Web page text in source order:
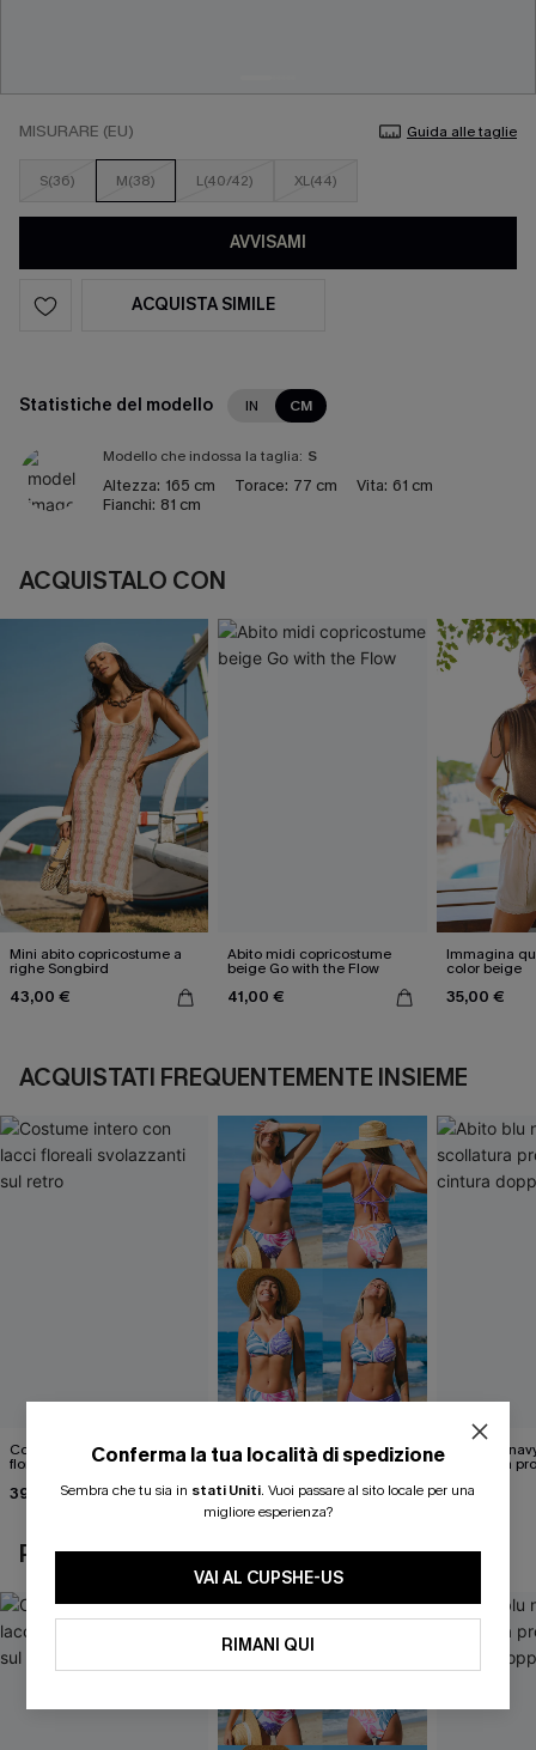
MISURARE (EU) Guida alle taglie
S(36) M(38) L(40/42) XL(44)
AVVISAMI
ACQUISTA SIMILE
Statistiche del modello IN CM
Modello che indossa la taglia: S
Altezza: 165 cm Torace: 77 cm Vita: 61 cm
Fianchi: 81 cm
ACQUISTALO CON
Mini abito copricostume a
righe Songbird
43,00 €
Abito midi copricostume
beige Go with the Flow
41,00 €
Immagina
color beige
35,00 €
ACQUISTATI FREQUENTEMENTE INSIEME
Costume intero con lacci
floreali svolazzanti sul retro
39,00 €
Set di top bikini tropicale
reversibile e pantaloni a vita
40,00 €
Abito blu
scollatura
24,90 €
POTREBBE INTERESSARTI ANCHE
Conferma la tua località di spedizione
Sembra che tu sia in stati Uniti. Vuoi passare al sito locale per una
migliore esperienza?
VAI AL CUPSHE-US
RIMANI QUI